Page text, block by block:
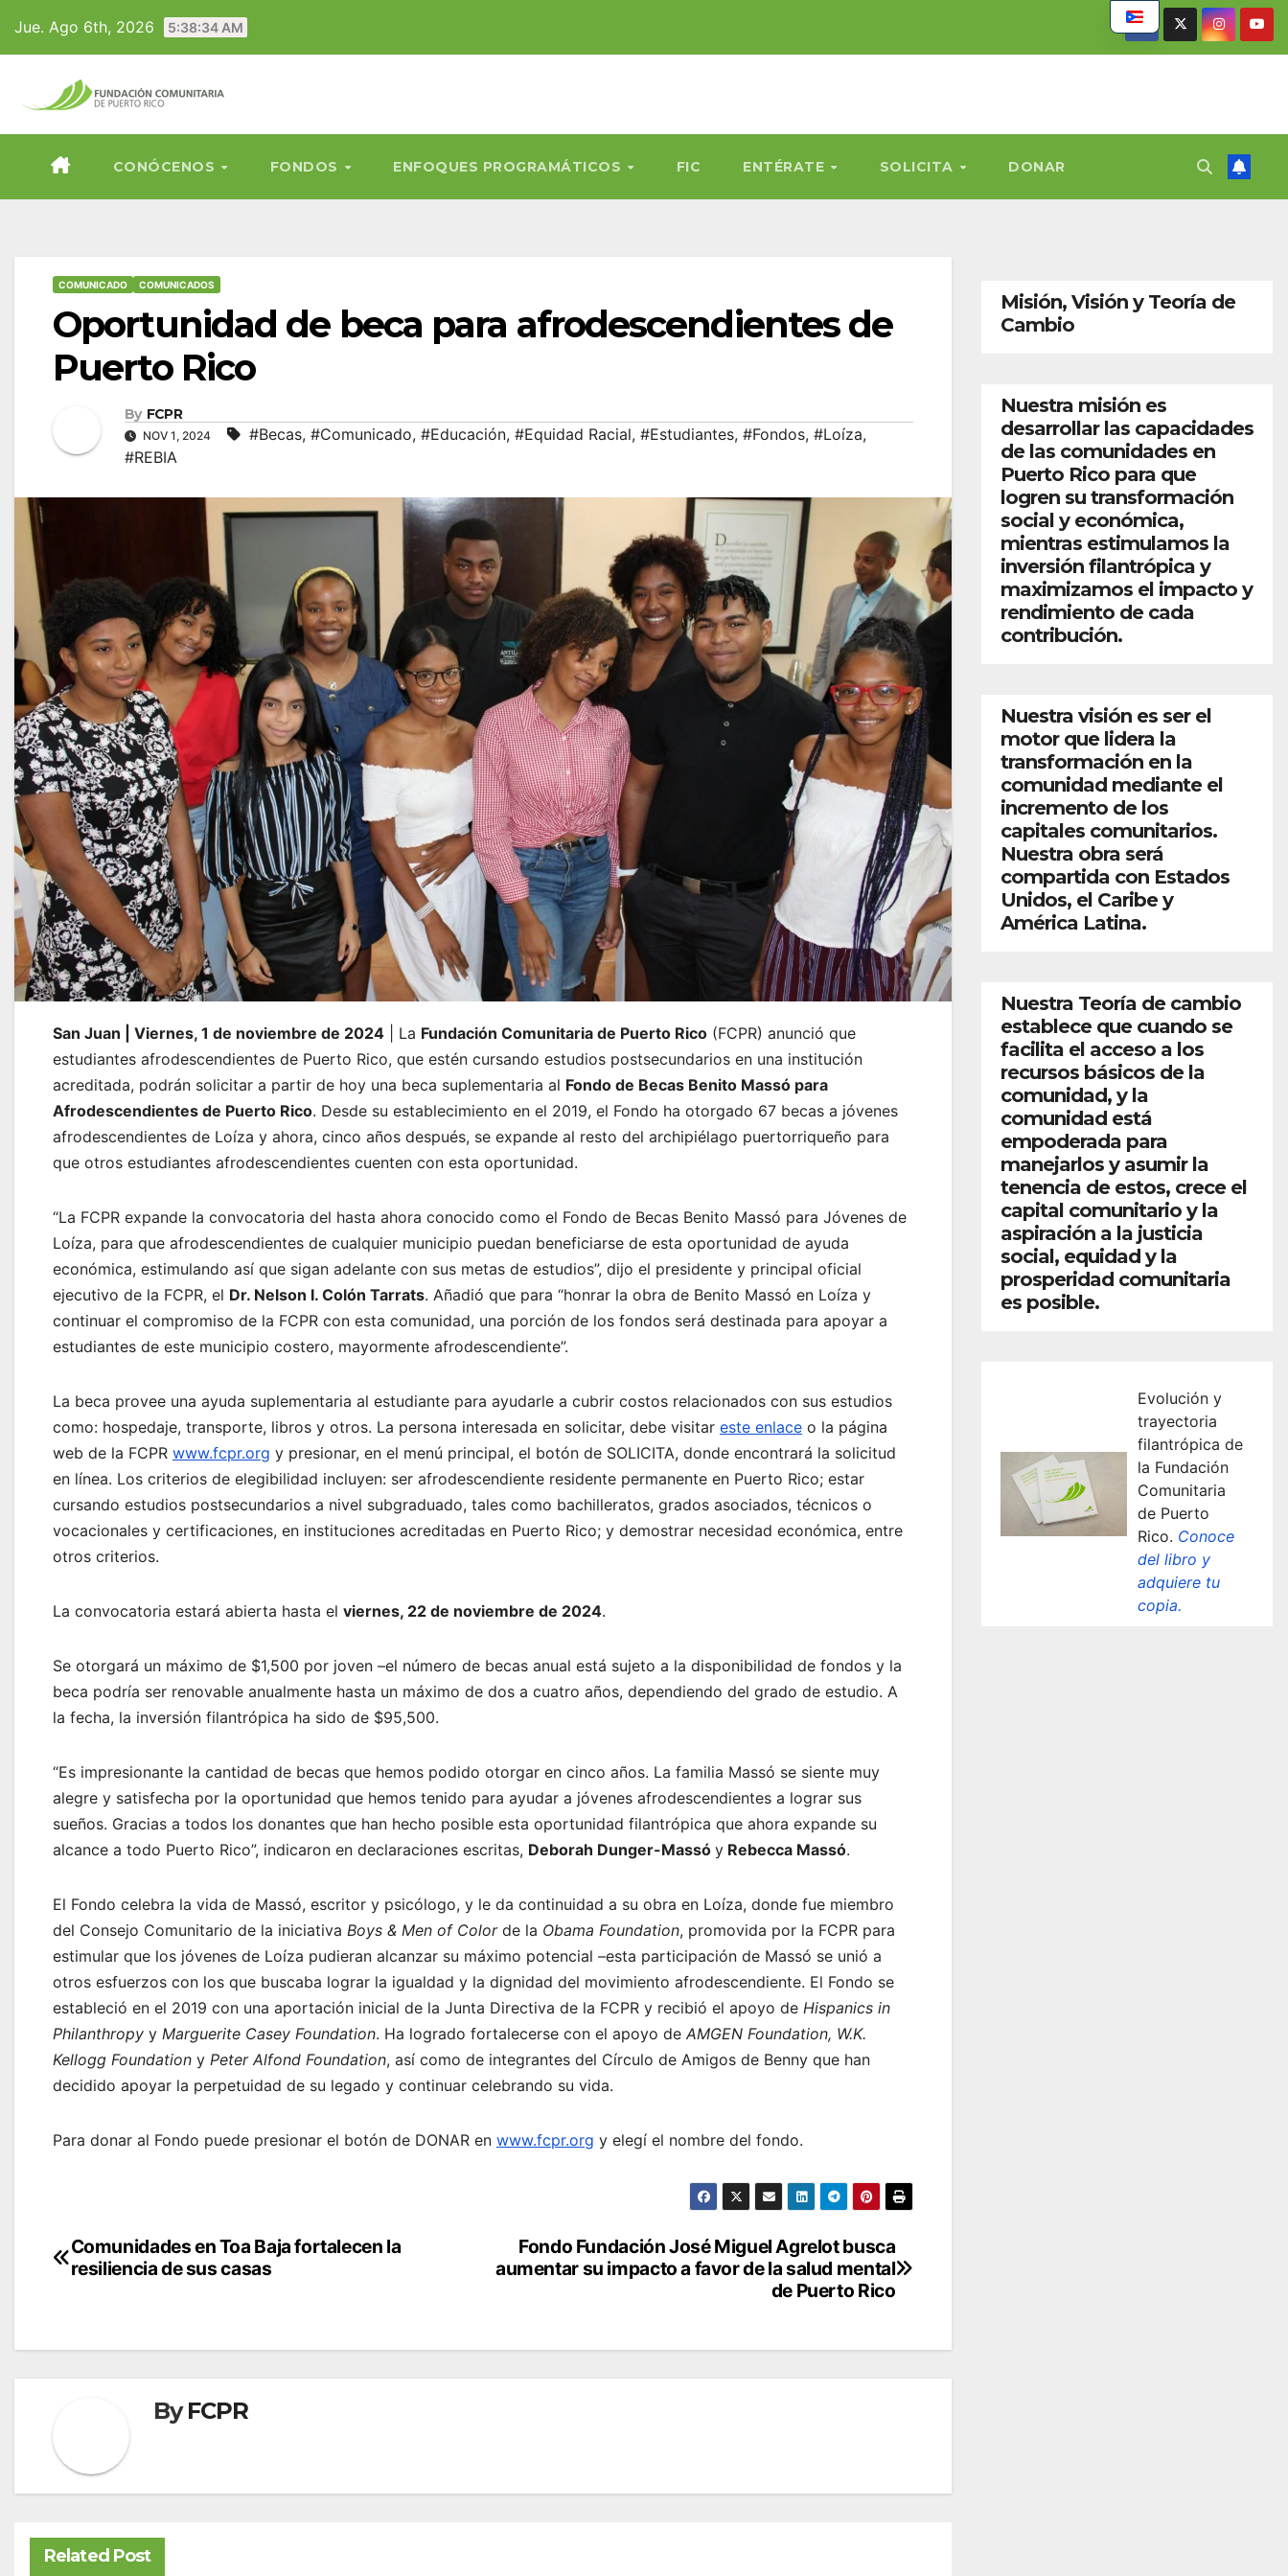
content
Jue. Ago 6th, 2026 5:38:36 AM
CONÓCENOS FONDOS ENFOQUES PROGRAMÁTICOS FIC ENTÉRATE SOLICITA DONAR
COMUNICADO COMUNICADOS
Oportunidad de beca para afrodescendientes de
Puerto Rico
By FCPR
NOV 1, 2024 #Becas, #Comunicado, #Educación, #Equidad Racial, #Estudiantes, #Fondos, #Loíza,
#REBIA
San Juan | Viernes, 1 de noviembre de 2024 | La Fundación Comunitaria de Puerto Rico (FCPR) anunció que
estudiantes afrodescendientes de Puerto Rico, que estén cursando estudios postsecundarios en una institución
acreditada, podrán solicitar a partir de hoy una beca suplementaria al Fondo de Becas Benito Massó para
Afrodescendientes de Puerto Rico. Desde su establecimiento en el 2019, el Fondo ha otorgado 67 becas a jóvenes
afrodescendientes de Loíza y ahora, cinco años después, se expande al resto del archipiélago puertorriqueño para
que otros estudiantes afrodescendientes cuenten con esta oportunidad.
“La FCPR expande la convocatoria del hasta ahora conocido como el Fondo de Becas Benito Massó para Jóvenes de
Loíza, para que afrodescendientes de cualquier municipio puedan beneficiarse de esta oportunidad de ayuda
económica, estimulando así que sigan adelante con sus metas de estudios”, dijo el presidente y principal oficial
ejecutivo de la FCPR, el Dr. Nelson I. Colón Tarrats. Añadió que para “honrar la obra de Benito Massó en Loíza y
continuar el compromiso de la FCPR con esta comunidad, una porción de los fondos será destinada para apoyar a
estudiantes de este municipio costero, mayormente afrodescendiente”.
La beca provee una ayuda suplementaria al estudiante para ayudarle a cubrir costos relacionados con sus estudios
como: hospedaje, transporte, libros y otros. La persona interesada en solicitar, debe visitar este enlace o la página
web de la FCPR www.fcpr.org y presionar, en el menú principal, el botón de SOLICITA, donde encontrará la solicitud
en línea. Los criterios de elegibilidad incluyen: ser afrodescendiente residente permanente en Puerto Rico; estar
cursando estudios postsecundarios a nivel subgraduado, tales como bachilleratos, grados asociados, técnicos o
vocacionales y certificaciones, en instituciones acreditadas en Puerto Rico; y demostrar necesidad económica, entre
otros criterios.
La convocatoria estará abierta hasta el viernes, 22 de noviembre de 2024.
Se otorgará un máximo de $1,500 por joven –el número de becas anual está sujeto a la disponibilidad de fondos y la
beca podría ser renovable anualmente hasta un máximo de dos a cuatro años, dependiendo del grado de estudio. A
la fecha, la inversión filantrópica ha sido de $95,500.
“Es impresionante la cantidad de becas que hemos podido otorgar en cinco años. La familia Massó se siente muy
alegre y satisfecha por la oportunidad que hemos tenido para ayudar a jóvenes afrodescendientes a lograr sus
sueños. Gracias a todos los donantes que han hecho posible esta oportunidad filantrópica que ahora expande su
alcance a todo Puerto Rico”, indicaron en declaraciones escritas, Deborah Dunger-Massó y Rebecca Massó.
El Fondo celebra la vida de Massó, escritor y psicólogo, y le da continuidad a su obra en Loíza, donde fue miembro
del Consejo Comunitario de la iniciativa Boys & Men of Color de la Obama Foundation, promovida por la FCPR para
estimular que los jóvenes de Loíza pudieran alcanzar su máximo potencial –esta participación de Massó se unió a
otros esfuerzos con los que buscaba lograr la igualdad y la dignidad del movimiento afrodescendiente. El Fondo se
estableció en el 2019 con una aportación inicial de la Junta Directiva de la FCPR y recibió el apoyo de Hispanics in
Philanthropy y Marguerite Casey Foundation. Ha logrado fortalecerse con el apoyo de AMGEN Foundation, W.K.
Kellogg Foundation y Peter Alfond Foundation, así como de integrantes del Círculo de Amigos de Benny que han
decidido apoyar la perpetuidad de su legado y continuar celebrando su vida.
Para donar al Fondo puede presionar el botón de DONAR en www.fcpr.org y elegí el nombre del fondo.
Navegación
de
Fondo Fundación José Miguel Agrelot busca
aumentar su impacto a favor de la salud mental
de Puerto Rico
Comunidades en Toa Baja fortalecen la
resiliencia de sus casas
ByFCPR
Related Post
Misión, Visión y Teoría de
Cambio
Nuestra misión es
desarrollar las capacidades
de las comunidades en
Puerto Rico para que
logren su transformación
social y económica,
mientras estimulamos la
inversión filantrópica y
maximizamos el impacto y
rendimiento de cada
contribución.
Nuestra visión es ser el
motor que lidera la
transformación en la
comunidad mediante el
incremento de los
capitales comunitarios.
Nuestra obra será
compartida con Estados
Unidos, el Caribe y
América Latina.
Nuestra Teoría de cambio
establece que cuando se
facilita el acceso a los
recursos básicos de la
comunidad, y la
comunidad está
empoderada para
manejarlos y asumir la
tenencia de estos, crece el
capital comunitario y la
aspiración a la justicia
social, equidad y la
prosperidad comunitaria
es posible.
Evolución y
trayectoria
filantrópica de
la Fundación
Comunitaria
de Puerto
Rico. Conoce
del libro y
adquiere tu
copia.